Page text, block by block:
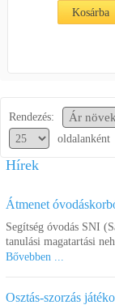
Kosárba
Rendezés:
oldalanként
Hírek
Átmenet
Segítség óvodás SNI
tanulási magatartási
Bővebben ...
Osztás-szorzás